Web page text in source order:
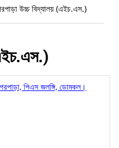
উচ্চ বিদ্যালয় (এইচ.এস.)
পিএস জলঙ্গি, ডোমকল।